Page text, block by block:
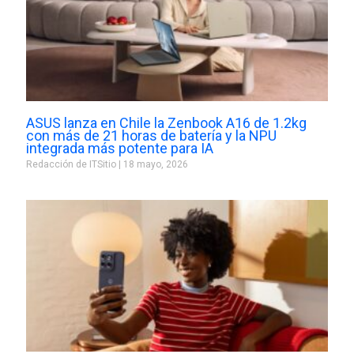
ASUS lanza en Chile la Zenbook A16 de 1.2kg
con más de 21 horas de batería y la NPU
integrada más potente para IA
Redacción de ITSitio 18 mayo, 2026